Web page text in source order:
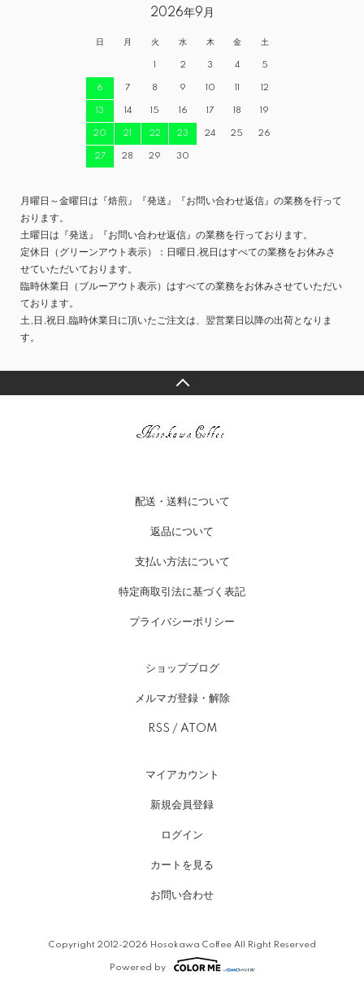
2026年9月
日 月 火 水 木 金 土
1 2 3 4 5
6 7 8 9 10 11 12
13 14 15 16 17 18 19
20 21 22 23 24 25 26
27 28 29 30
月曜日～金曜日は『焙煎』『発送』『お問い合わせ返信』の業務を行って
おります。
土曜日は『発送』『お問い合わせ返信』の業務を行っております。
定休日（グリーンアウト表示）：日曜日,祝日はすべての業務をお休みさ
せていただいております。
臨時休業日（ブルーアウト表示）はすべての業務をお休みさせていただい
ております。
土,日,祝日,臨時休業日に頂いたご注文は、翌営業日以降の出荷となりま
す。
配送・送料について
返品について
支払い方法について
特定商取引法に基づく表記
プライバシーポリシー
ショップブログ
メルマガ登録・解除
RSS / ATOM
マイアカウント
新規会員登録
ログイン
カートを見る
お問い合わせ
Copyright 2012-2026 Hosokawa Coffee All Right Reserved
Powered by